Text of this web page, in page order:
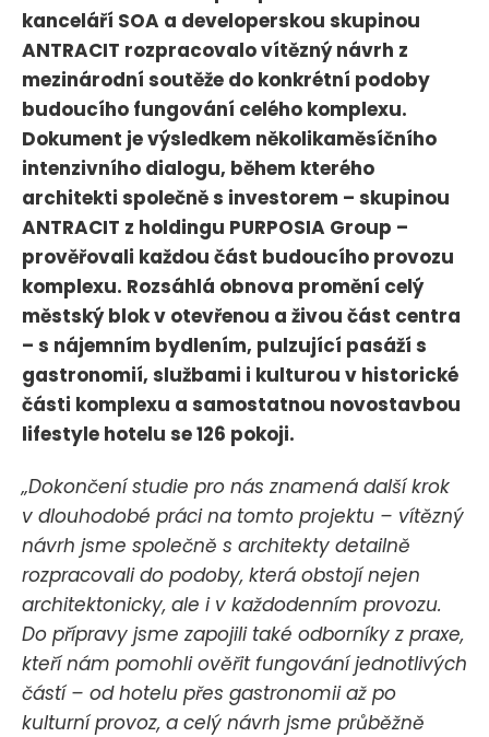
kanceláří SOA a developerskou skupinou
ANTRACIT rozpracovalo vítězný návrh z
mezinárodní soutěže do konkrétní podoby
budoucího fungování celého komplexu.
Dokument je výsledkem několikaměsíčního
intenzivního dialogu, během kterého
architekti společně s investorem – skupinou
ANTRACIT z holdingu PURPOSIA Group –
prověřovali každou část budoucího provozu
komplexu. Rozsáhlá obnova promění celý
městský blok v otevřenou a živou část centra
– s nájemním bydlením, pulzující pasáží s
gastronomií, službami i kulturou v historické
části komplexu a samostatnou novostavbou
lifestyle hotelu se 126 pokoji.
„Dokončení studie pro nás znamená další krok
v dlouhodobé práci na tomto projektu – vítězný
návrh jsme společně s architekty detailně
rozpracovali do podoby, která obstojí nejen
architektonicky, ale i v každodenním provozu.
Do přípravy jsme zapojili také odborníky z praxe,
kteří nám pomohli ověřit fungování jednotlivých
částí – od hotelu přes gastronomii až po
kulturní provoz, a celý návrh jsme průběžně